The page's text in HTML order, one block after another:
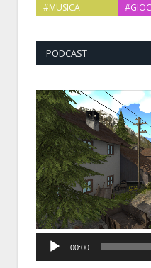
#MUSICA
PODCAST
00:00